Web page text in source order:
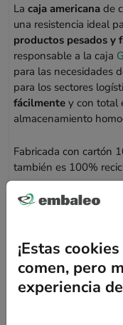
Lacaja americana de
una resistencia ideal
productos pesados y
responsable a la caja
para las necesidades
para los sectores
fácilmente y con total
almacenamiento
Fabricada con cartón
también es 100%
Ideal para el
artículos de gran
objetos voluminosos
industrial.
¡Estas
comen, pero
experiencia